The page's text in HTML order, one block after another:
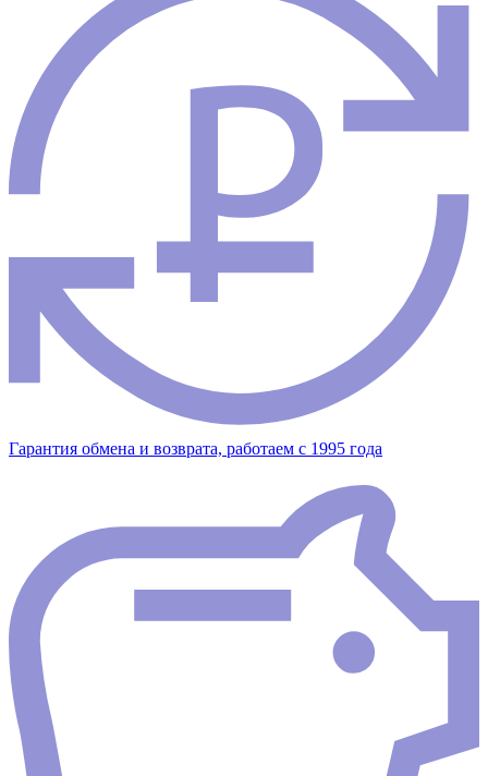
Гарантия обмена и возврата, работаем с 1995 года